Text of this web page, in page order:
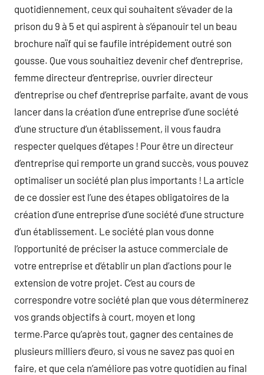
quotidiennement, ceux qui souhaitent s’évader de la
prison du 9 à 5 et qui aspirent à s’épanouir tel un beau
brochure naïf qui se faufile intrépidement outré son
gousse. Que vous souhaitiez devenir chef d’entreprise,
femme directeur d’entreprise, ouvrier directeur
d’entreprise ou chef d’entreprise parfaite, avant de vous
lancer dans la création d’une entreprise d’une société
d’une structure d’un établissement, il vous faudra
respecter quelques d’étapes ! Pour être un directeur
d’entreprise qui remporte un grand succès, vous pouvez
optimaliser un société plan plus importants ! La article
de ce dossier est l’une des étapes obligatoires de la
création d’une entreprise d’une société d’une structure
d’un établissement. Le société plan vous donne
l’opportunité de préciser la astuce commerciale de
votre entreprise et d’établir un plan d’actions pour le
extension de votre projet. C’est au cours de
correspondre votre société plan que vous déterminerez
vos grands objectifs à court, moyen et long
terme.Parce qu’après tout, gagner des centaines de
plusieurs milliers d’euro, si vous ne savez pas quoi en
faire, et que cela n’améliore pas votre quotidien au final